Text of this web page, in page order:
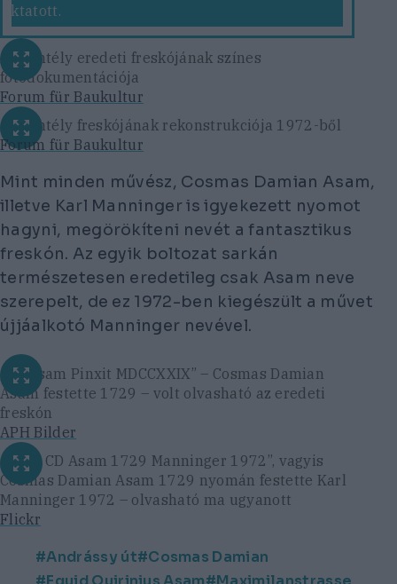
oktatott.
A szentély eredeti freskójának színes
fotódokumentációja
Forum für Baukultur
A szentély freskójának rekonstrukciója 1972-ből
Forum für Baukultur
Mint minden művész, Cosmas Damian Asam,
illetve Karl Manninger is igyekezett nyomot
hagyni, megörökíteni nevét a fantasztikus
freskón. Az egyik boltozat sarkán
természetesen eredetileg csak Asam neve
szerepelt, de ez 1972-ben kiegészült a művet
újjáalkotó Manninger nevével.
„CD Asam Pinxit MDCCXXIX” – Cosmas Damian
Asam festette 1729 – volt olvasható az eredeti
freskón
APH Bilder
„Nach CD Asam 1729 Manninger 1972”, vagyis
Cosmas Damian Asam 1729 nyomán festette Karl
Manninger 1972 – olvasható ma ugyanott
Flickr
Andrássy út
Cosmas Damian